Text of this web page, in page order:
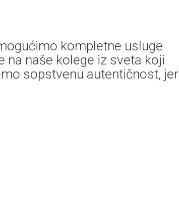
kompletne usluge
na naše kolege iz sveta koji
sopstvenu autentičnost, jer